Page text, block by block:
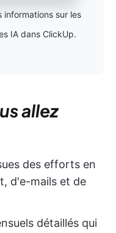
informations sur les
IA dans ClickUp.
allez
des efforts en
d'e-mails et de
détaillés qui